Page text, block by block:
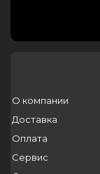
О компании
Доставка
Оплата
Сервис